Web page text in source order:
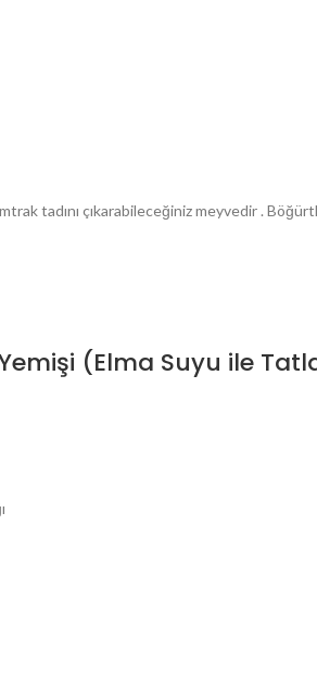
tadını çıkarabileceğiniz meyvedir .
(Elma Suyu ile